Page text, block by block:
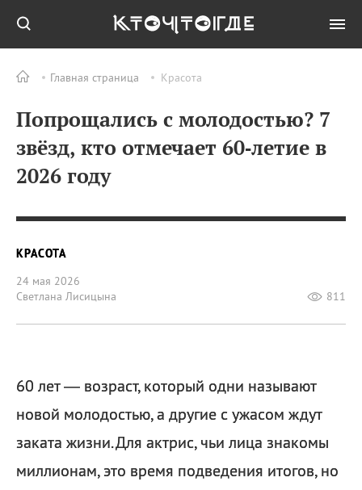
Главная страница Красота
Попрощались с молодостью? 7
звёзд, кто отмечает 60‑летие в
2026 году
КРАСОТА
24 мая 2026
Светлана Лисицына
811
60 лет — возраст, который одни называют
новой молодостью, а другие с ужасом ждут
заката жизни. Для актрис, чьи лица знакомы
миллионам, это время подведения итогов, но